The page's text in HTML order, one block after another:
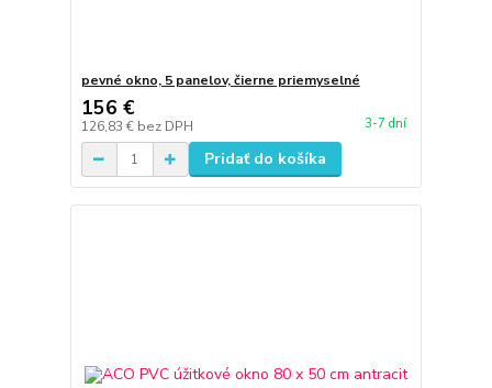
pevné okno, 5 panelov, čierne priemyselné
156 €
126,83 € bez DPH 3-7 dní
Pridať do košíka